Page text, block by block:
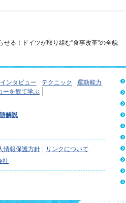
せる！ドイツが取り組む"食事改革"の全貌
インタビュー テクニック
運動能力
ーを観て学ぶ
解説
情報保護方針
リンクについて
社